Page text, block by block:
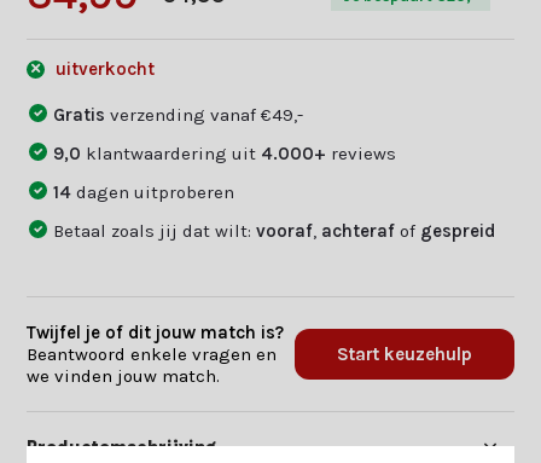
uitverkocht
Gratisverzending vanaf €49,-
9,0 klantwaardering uit 4.000+ reviews
14dagen uitproberen
Betaal zoals jij dat wilt:vooraf achteraf of gespreid
Twijfel je of dit jouw match is?
Beantwoord enkele vragen en
we vinden jouw match.
Start keuzehulp
Productomschrijving